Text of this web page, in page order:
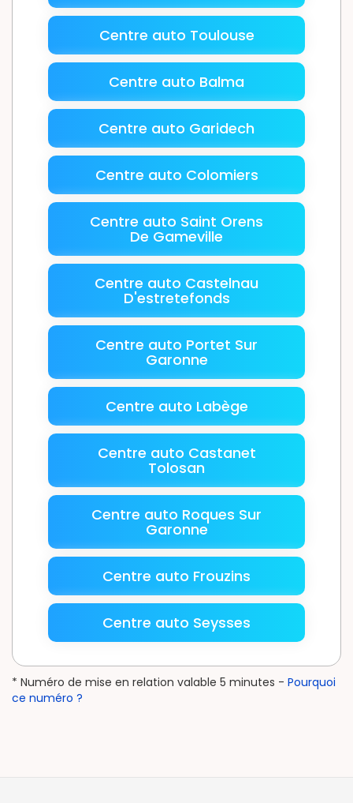
Centre auto Toulouse
Centre auto Balma
Centre auto Garidech
Centre auto Colomiers
Centre auto Saint Orens
De Gameville
Centre auto Castelnau
D'estretefonds
Centre auto Portet Sur
Garonne
Centre auto Labège
Centre auto Castanet
Tolosan
Centre auto Roques Sur
Garonne
Centre auto Frouzins
Centre auto Seysses
* Numéro de mise en relation valable 5 minutes - Pourquoi
ce numéro ?